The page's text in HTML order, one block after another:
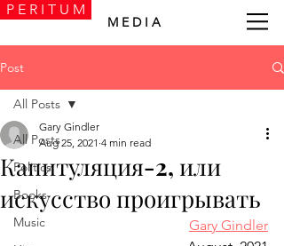
P E R I T U M
M E D I A
Post
All Posts
Politics
Books
Music
All Posts
Капитуляция-2, или
искусство проигрывать
Gary Gindler
Aug 25, 2021 4 min read
Gary Gindler